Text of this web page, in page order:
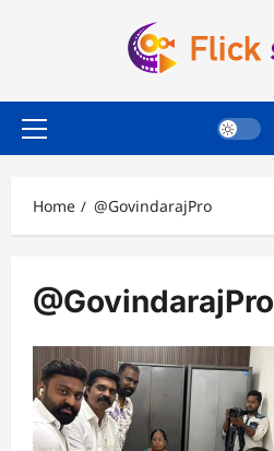
Primary
Home @GovindarajPro
@GovindarajPro